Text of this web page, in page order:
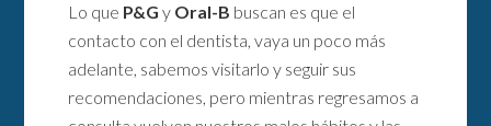
Lo que P&G y Oral-B buscan es que el
contacto con el dentista, vaya un poco más
adelante, sabemos visitarlo y seguir sus
recomendaciones, pero mientras regresamos a